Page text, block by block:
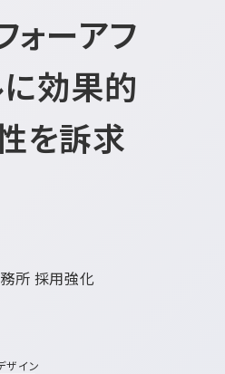
ォーアフ
に効果的
を訴求
務所 採用強化
ザイン